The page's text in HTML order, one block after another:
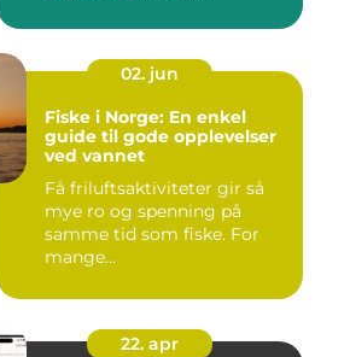
02. jun
Fiske i Norge: En enkel
guide til gode opplevelser
ved vannet
Få friluftsaktiviteter gir så
mye ro og spenning på
samme tid som fiske. For
mange...
22. apr